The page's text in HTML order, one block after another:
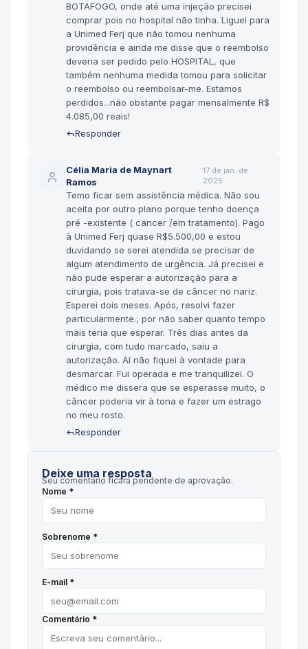
BOTAFOGO, onde até uma injeção precisei
comprar pois no hospital não tinha. Liguei para
a Unimed Ferj que não tomou nenhuma
providência e ainda me disse que o reembolso
deveria ser pedido pelo HOSPITAL, que
também nenhuma medida tomou para solicitar
o reembolso ou reembolsar-me. Estamos
perdidos...não obstante pagar mensalmente R$
4.085,00 reais!
Responder
Célia Maria de Maynart
Ramos
17 de jan. de
2025
Temo ficar sem assistência médica. Não sou
aceita por outro plano porque tenho doença
pré -existente ( cancer /em tratamento). Pago
à Unimed Ferj quase R$5.500,00 e estou
duvidando se serei atendida se precisar de
algum atendimento de urgência. Já precisei e
não pude esperar a autorização para a
cirurgia, pois tratava-se de câncer no nariz.
Esperei dois meses. Após, resolvi fazer
particularmente., por não saber quanto tempo
mais teria que esperar. Três dias antes da
cirurgia, com tudo marcado, saiu a
autorização. Aí não fiquei à vontade para
desmarcar. Fui operada e me tranquilizei. O
médico me dissera que se esperasse muito, o
câncer poderia vir à tona e fazer um estrago
no meu rosto.
Responder
Deixe uma resposta
Seu comentário ficará pendente de aprovação.
Nome *
Sobrenome *
E-mail *
Comentário *